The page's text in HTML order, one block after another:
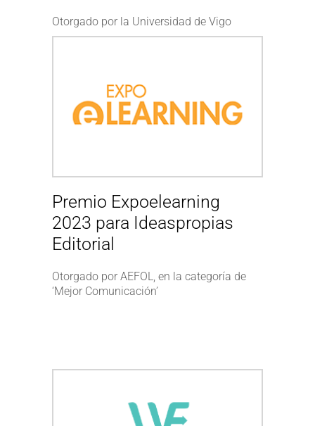
Otorgado por la Universidad de Vigo
Premio Expoelearning
2023 para Ideaspropias
Editorial
Otorgado por AEFOL, en la categoría de
‘Mejor Comunicación’